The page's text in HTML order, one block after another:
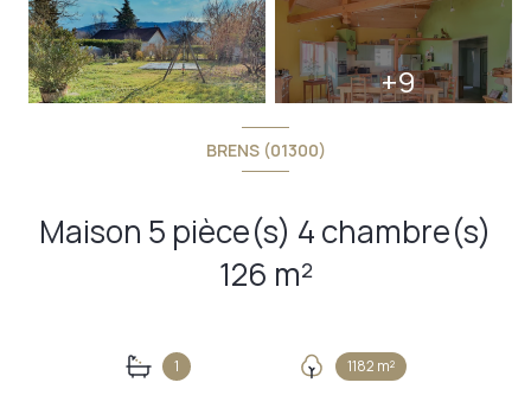
+9
BRENS (01300)
Maison 5 pièce(s) 4 chambre(s)
126 m²
1 1182 m²